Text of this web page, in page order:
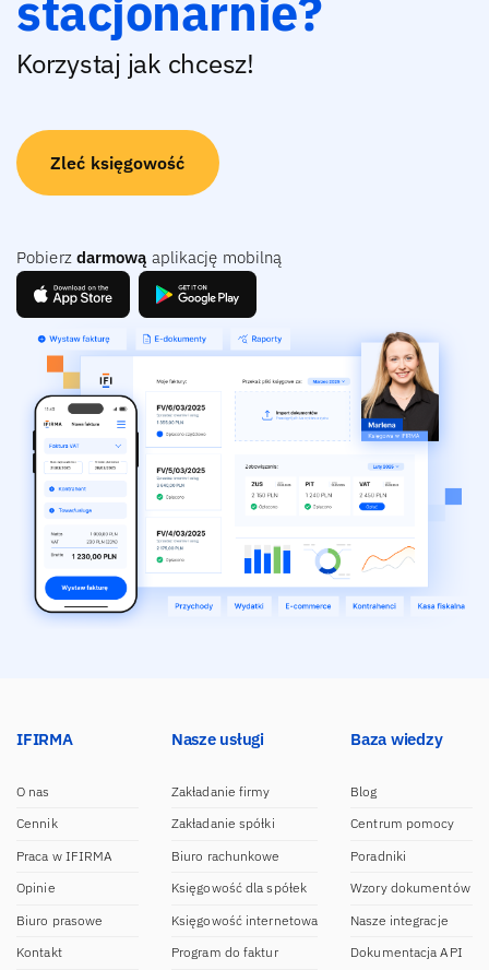
Korzystaj jak chcesz!
Zleć księgowość
Pobierz darmową aplikację mobilną
IFIRMA
O nas
Cennik
Praca w IFIRMA
Opinie
Biuro prasowe
Kontakt
Nasze usługi
Zakładanie firmy
Zakładanie spółki
Biuro rachunkowe
Księgowość dla spółek
Księgowość internetowa
Program do faktur
Baza wiedzy
Blog
Centrum pomocy
Poradniki
Wzory dokumentów
Nasze integracje
Dokumentacja API